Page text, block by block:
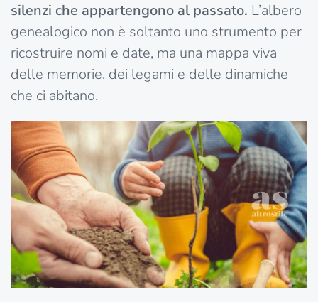
silenzi che appartengono al passato. L’albero
genealogico non è soltanto uno strumento per
ricostruire nomi e date, ma una mappa viva
delle memorie, dei legami e delle dinamiche
che ci abitano.